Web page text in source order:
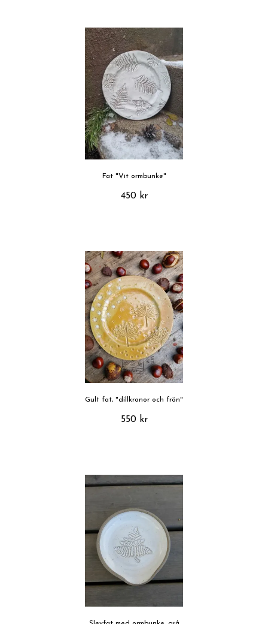
Fat "Vit ormbunke"
450 kr
Gult fat, "dillkronor och frön"
550 kr